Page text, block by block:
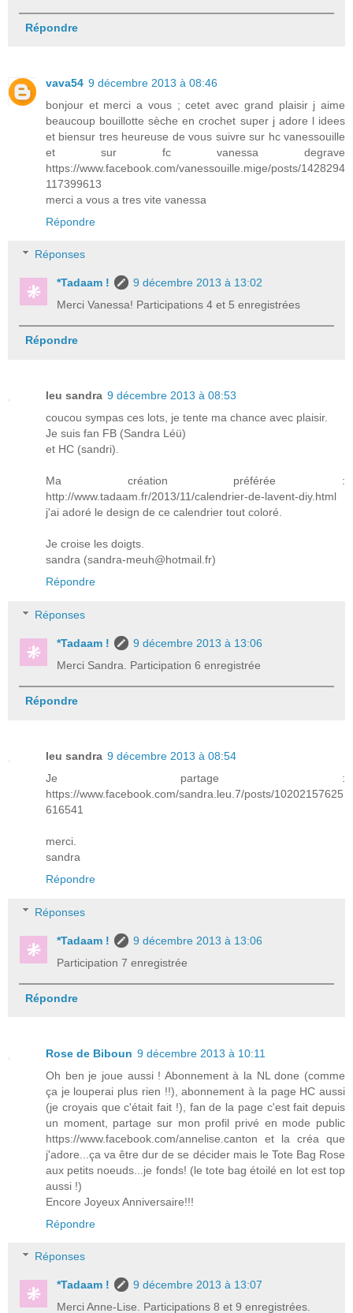
Répondre
vava54 9 décembre 2013 à 08:46
bonjour et merci a vous ; cetet avec grand plaisir j aime
beaucoup bouillotte sèche en crochet super j adore l idees
et biensur tres heureuse de vous suivre sur hc vanessouille
et sur fc vanessa degrave
https://www.facebook.com/vanessouille.mige/posts/1428294
117399613
merci a vous a tres vite vanessa
Répondre
Réponses
*Tadaam !
9 décembre 2013 à 13:02
Merci Vanessa! Participations 4 et 5 enregistrées
Répondre
leu sandra 9 décembre 2013 à 08:53
coucou sympas ces lots, je tente ma chance avec plaisir.
Je suis fan FB (Sandra Léü)
et HC (sandri).
Ma création préférée :
http://www.tadaam.fr/2013/11/calendrier-de-lavent-diy.html
j'ai adoré le design de ce calendrier tout coloré.
Je croise les doigts.
sandra (sandra-meuh@hotmail.fr)
Répondre
Réponses
*Tadaam !
9 décembre 2013 à 13:06
Merci Sandra. Participation 6 enregistrée
Répondre
leu sandra 9 décembre 2013 à 08:54
Je partage :
https://www.facebook.com/sandra.leu.7/posts/10202157625
616541
merci.
sandra
Répondre
Réponses
*Tadaam !
9 décembre 2013 à 13:06
Participation 7 enregistrée
Répondre
Rose de Biboun 9 décembre 2013 à 10:11
Oh ben je joue aussi ! Abonnement à la NL done (comme
ça je louperai plus rien !!), abonnement à la page HC aussi
(je croyais que c'était fait !), fan de la page c'est fait depuis
un moment, partage sur mon profil privé en mode public
https://www.facebook.com/annelise.canton et la créa que
j'adore...ça va être dur de se décider mais le Tote Bag Rose
aux petits noeuds...je fonds! (le tote bag étoilé en lot est top
aussi !)
Encore Joyeux Anniversaire!!!
Répondre
Réponses
*Tadaam !
9 décembre 2013 à 13:07
Merci Anne-Lise. Participations 8 et 9 enregistrées.